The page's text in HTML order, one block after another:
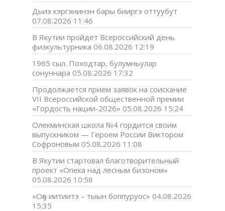
Дьиэ кэргэнинэн бары бииргэ оттуубут
07.08.2026 11:46
В Якутии пройдет Всероссийский день
физкультурника 06.08.2026 12:19
1965 сыл. Походтар, булумньулар
сонуннара 05.08.2026 17:32
Продолжается прием заявок на соискание
VII Всероссийской общественной премии
«Гордость нации-2026» 05.08.2026 15:24
Олекминская школа №4 гордится своим
выпускником — Героем России Виктором
Софроновым 05.08.2026 11:08
В Якутии стартовал благотворительный
проект «Опека над лесным бизоном»
05.08.2026 10:58
«Оҕо иитиитэ – тыын боппуруос» 04.08.2026
15:35